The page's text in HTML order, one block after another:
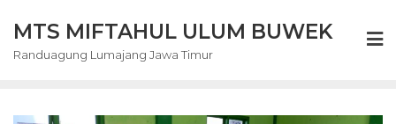
content
MTS MIFTAHUL ULUM BUWEK
Randuagung Lumajang Jawa Timur